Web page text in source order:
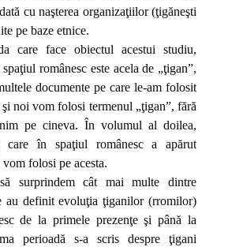
cu naşterea organi­zaţiilor (ţigăneşti
pe baze etnice.
care face obiectul acestui studiu,
românesc este acela de „ţigan”,
documente pe care le‑am folosit
şi noi vom folosi termenul „ţigan”, fără
pe cineva. În volumul al doilea,
care în spaţiul românesc a apărut
folosi pe acesta.
surprindem cât mai multe dintre
au definit evoluţia ţiganilor (rromilor)
de la primele prezenţe şi până la
perioadă s‑a scris despre ţigani